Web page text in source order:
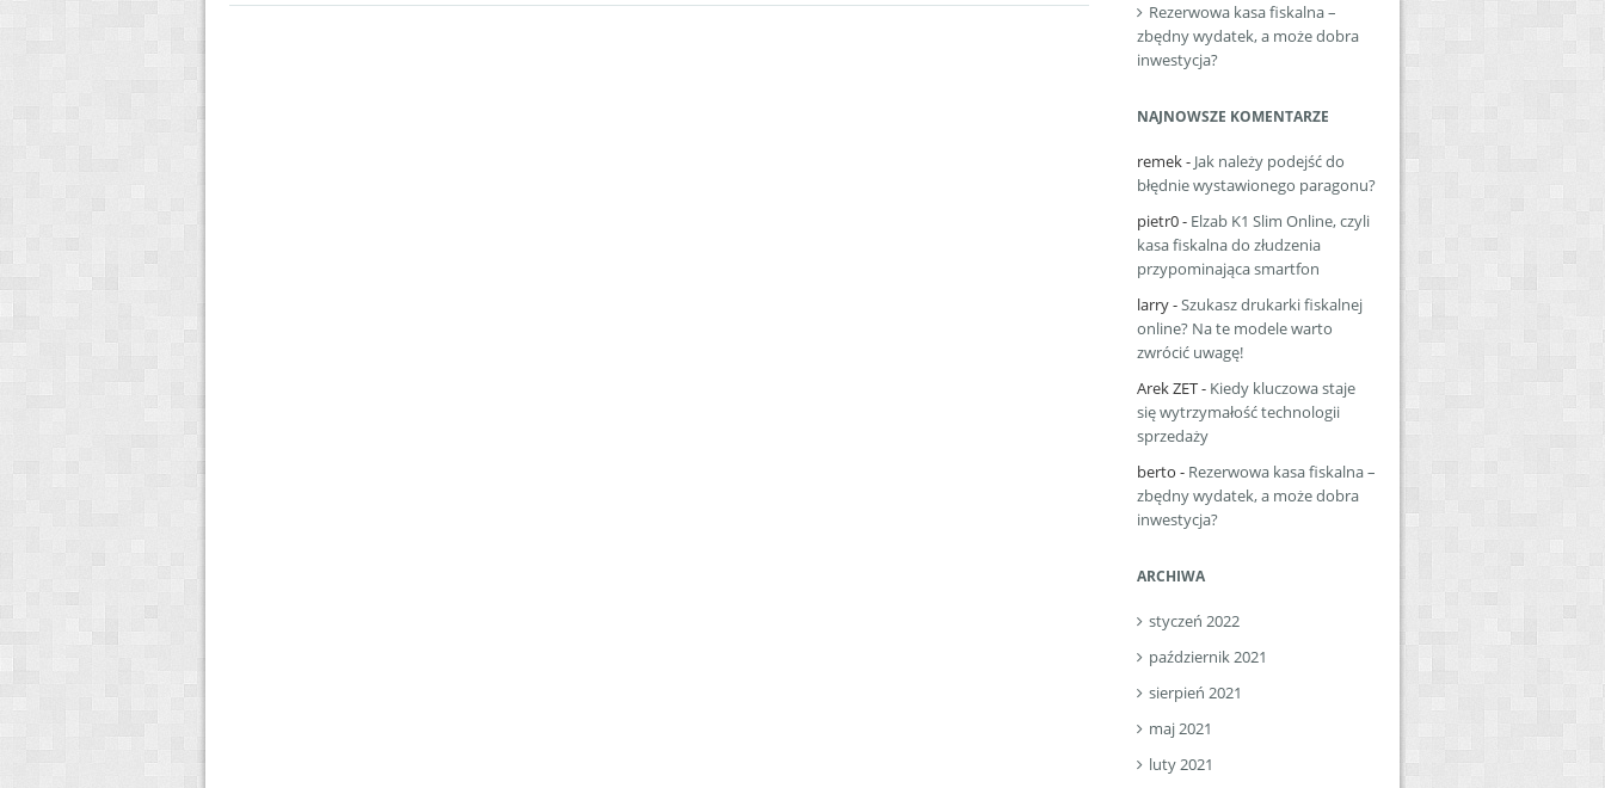
Rezerwowa kasa fiskalna –
zbędny wydatek, a może dobra
inwestycja?
NAJNOWSZE KOMENTARZE
remek- Jak należy podejść do
błędnie wystawionego paragonu?
pietr0- Elzab K1 Slim Online, czyli
kasa fiskalna do złudzenia
przypominająca smartfon
larry-Szukasz drukarki fiskalnej
online? Na te modele warto
zwrócić uwagę!
Arek ZET- Kiedy kluczowa staje
się wytrzymałość technologii
sprzedaży
berto - Rezerwowa kasa fiskalna –
zbędny wydatek, a może dobra
inwestycja?
ARCHIWA
styczeń 2022
październik 2021
sierpień 2021
maj 2021
luty 2021